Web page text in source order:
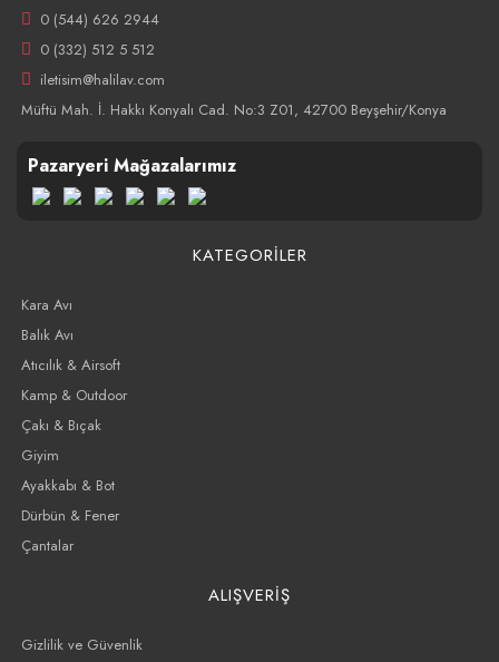
0 (544) 626 2944
0 (332) 512 5 512
iletisim@halilav.com
Müftü Mah. İ. Hakkı Konyalı Cad. No:3 Z01, 42700 Beyşehir/Konya
Pazaryeri Mağazalarımız
KATEGORİLER
Kara Avı
Balık Avı
Atıcılık & Airsoft
Kamp & Outdoor
Çakı & Bıçak
Giyim
Ayakkabı & Bot
Dürbün & Fener
Çantalar
ALIŞVERİŞ
Gizlilik ve Güvenlik